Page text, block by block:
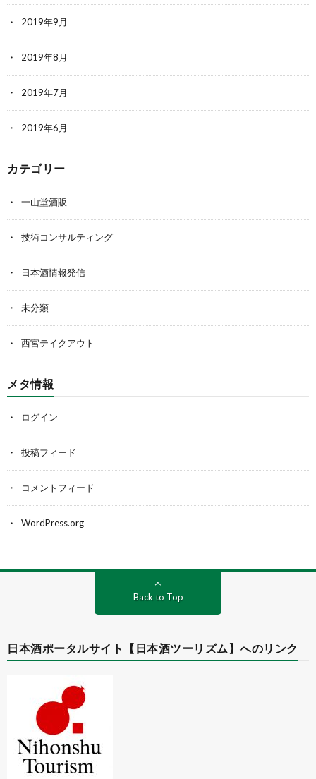
2019年9月
2019年8月
2019年7月
2019年6月
カテゴリー
一山堂酒販
技術コンサルティング
日本酒情報発信
未分類
西宮テイクアウト
メタ情報
ログイン
投稿フィード
コメントフィード
WordPress.org
Back to Top
日本酒ポータルサイト【日本酒ツーリズム】へのリンク